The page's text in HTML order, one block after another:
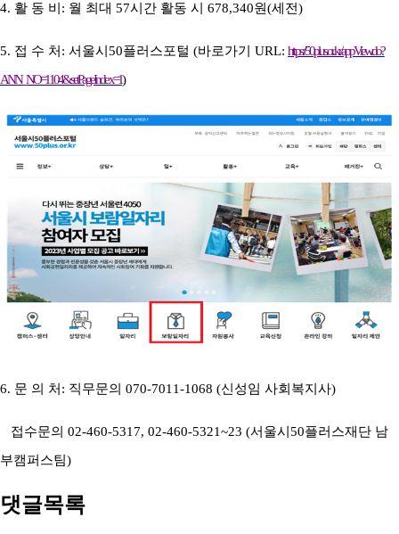
4. 활 동 비 : 월 최대 57시간 활동 시 678,340원(세전)
5. 접 수 처 : 서울시 50플러스포털 (바로가기 URL:https://50plus.or.kr/appView.do?
ANN_NO=1104&setPageIndex=1)
6. 문 의 처 : 직무문의 070-7011-1068 (신성임 사회복지사)
접수문의 02-460-5317, 02-460-5321~23 (서울시 50플러스재단 남
부캠퍼스팀)
댓글목록